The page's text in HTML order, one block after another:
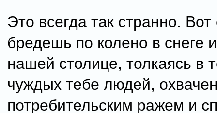
Это всегда так странно.
бредешь по колено в снеге
нашей столице, толкаясь в
чуждых тебе людей,
потребительским ражем и